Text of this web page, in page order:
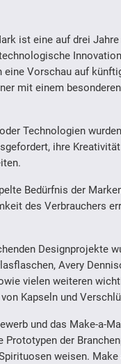
ist eine auf drei
eine Vorschau auf
mit einem
Technologien
ihre
Bedürfnis der
des Verbrauchers
Designprojekte
Avery
vielen weiteren
Kapseln und
und das Make-a-
der
weisen.